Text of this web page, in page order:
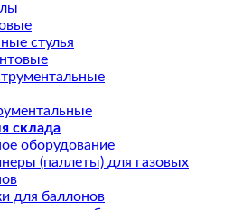
стулья
склада
оборудование
(паллеты) для газовых
для баллонов